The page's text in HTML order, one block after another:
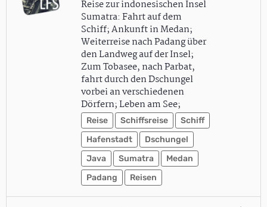
Reise zur indonesischen Insel
Sumatra: Fahrt auf dem
Schiff; Ankunft in Medan;
Weiterreise nach Padang über
den Landweg auf der Insel;
Zum Tobasee, nach Parbat,
fahrt durch den Dschungel
vorbei an verschiedenen
Dörfern; Leben am See;
Reise Schiffsreise
Schiff
Hafenstadt
Dschungel
Java
Sumatra
Medan
Padang
Reisen